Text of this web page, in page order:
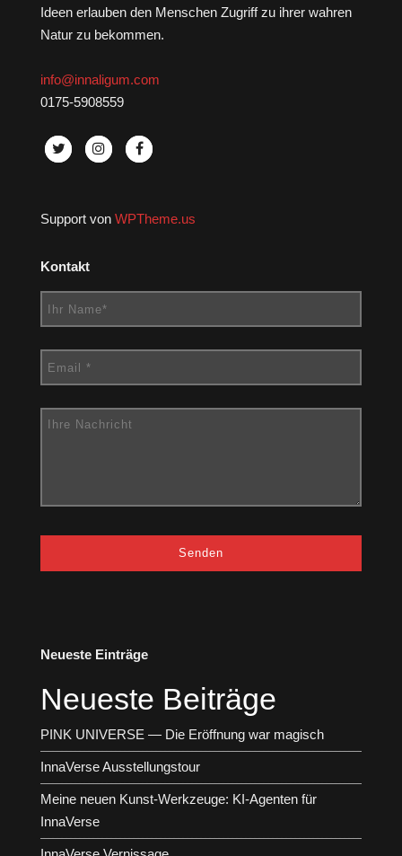
Ideen erlauben den Menschen Zugriff zu ihrer wahren
Natur zu bekommen.
info@innaligum.com
0175-5908559
Support von WPTheme.us
Kontakt
Neueste Einträge
Neueste Beiträge
PINK UNIVERSE — Die Eröffnung war magisch
InnaVerse Ausstellungstour
Meine neuen Kunst-Werkzeuge: KI-Agenten für
InnaVerse